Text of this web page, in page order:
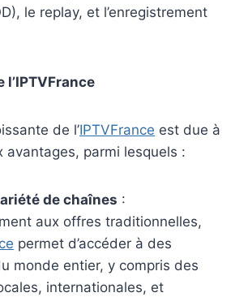
le replay, et l’enregistrement
l’IPTVFrance
de l’IPTVFrance est due à
avantages, parmi lesquels :
de chaînes :
aux offres traditionnelles,
permet d’accéder à des
monde entier, y compris des
internationales, et